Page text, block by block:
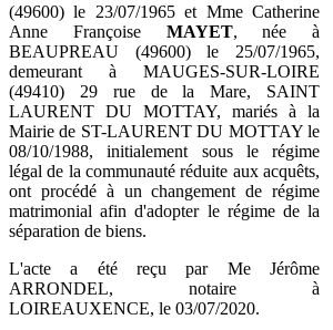
(49600) le 23/07/1965 et Mme Catherine
Anne Françoise MAYET, née à
BEAUPREAU (49600) le 25/07/1965,
demeurant à MAUGES-SUR-LOIRE
(49410) 29 rue de la Mare, SAINT
LAURENT DU MOTTAY, mariés à la
Mairie de ST-LAURENT DU MOTTAY le
08/10/1988, initialement sous le régime
légal de la communauté réduite aux acquêts,
ont procédé à un changement de régime
matrimonial afin d'adopter le régime de la
séparation de biens.
L'acte a été reçu par Me Jérôme
ARRONDEL, notaire à
LOIREAUXENCE, le 03/07/2020.